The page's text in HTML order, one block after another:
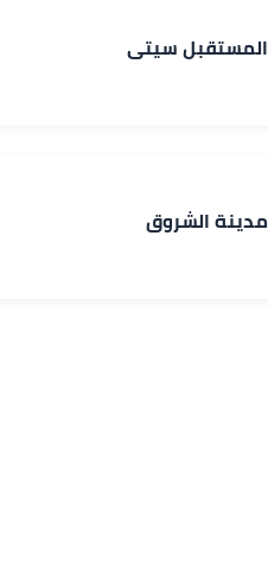
المستقبل سيتي
مدينة الشروق